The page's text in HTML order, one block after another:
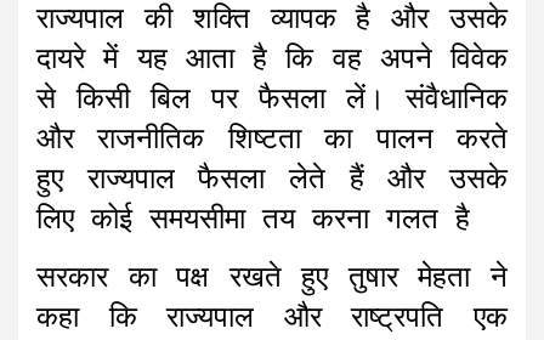
राज्यपाल की शक्ति व्यापक है और उसके
दायरे में यह आता है कि वह अपने विवेक
से किसी बिल पर फैसला लें। संवैधानिक
और राजनीतिक शिष्टता का पालन करते
हुए राज्यपाल फैसला लेते हैं और उसके
लिए कोई समयसीमा तय करना गलत है
सरकार का पक्ष रखते हुए तुषार मेहता ने
कहा कि राज्यपाल और राष्ट्रपति एक